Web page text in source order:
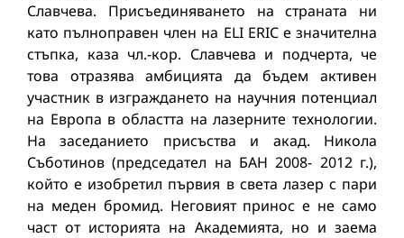
Славчева. Присъединяването на страната ни
като пълноправен член на ELI ERIC е значителна
стъпка, каза чл.-кор. Славчева и подчерта, че
това отразява амбицията да бъдем активен
участник в изграждането на научния потенциал
на Европа в областта на лазерните технологии.
На заседанието присъства и акад. Никола
Съботинов (председател на БАН 2008- 2012 г.),
който е изобретил първия в света лазер с пари
на меден бромид. Неговият принос е не само
част от историята на Академията, но и заема